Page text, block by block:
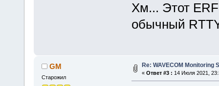
Хм... Этот ERF
обычный
GM
Старожил
Re: WAVECOM Monitoring
« Ответ #3 : 14 Июля 2021,